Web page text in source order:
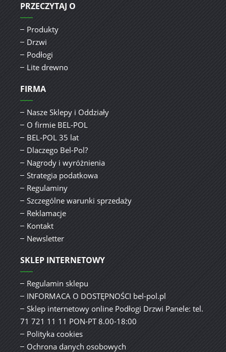
PRZECZYTAJ O
Produkty
Drzwi
Podłogi
Lite drewno
FIRMA
Nasze Sklepy i Oddziały
O firmie BEL-POL
BEL-POL 35 lat
Dlaczego Bel-Pol?
Nagrody i wyróżnienia
Strategia podatkowa
Regulaminy
Szczególne warunki sprzedaży
Reklamacje
Kontakt
Newsletter
SKLEP INTERNETOWY
Regulamin sklepu
INFORMACA O DOSTĘPNOŚCI bel-pol.pl
Sklep internetowy online Podłogi Drzwi Panele: tel.
71 721 11 11 PON-PT 8.00-18:00
Polityka cookies
Ochrona danych osobowych